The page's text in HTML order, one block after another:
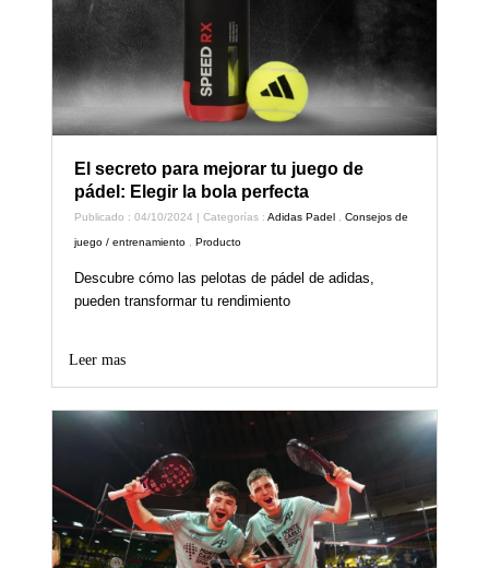
El secreto para mejorar tu juego de
pádel: Elegir la bola perfecta
Publicado : 04/10/2024 | Categorías :Adidas Padel ,Consejos de
juego / entrenamiento ,Producto
Descubre cómo las pelotas de pádel de adidas,
pueden transformar tu rendimiento
Leer mas